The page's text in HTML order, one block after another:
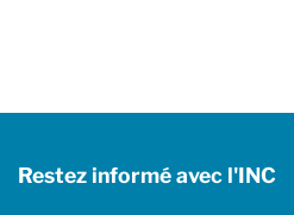
Restez informé avec l'INC